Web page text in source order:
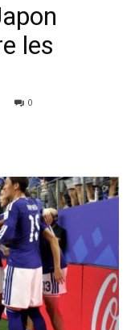
les
0